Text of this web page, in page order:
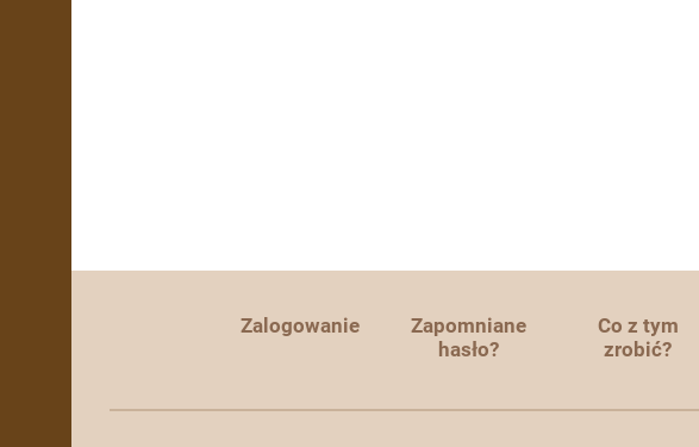
Zalogowanie
Zapomniane
hasło?
Co z tym
zrobić?